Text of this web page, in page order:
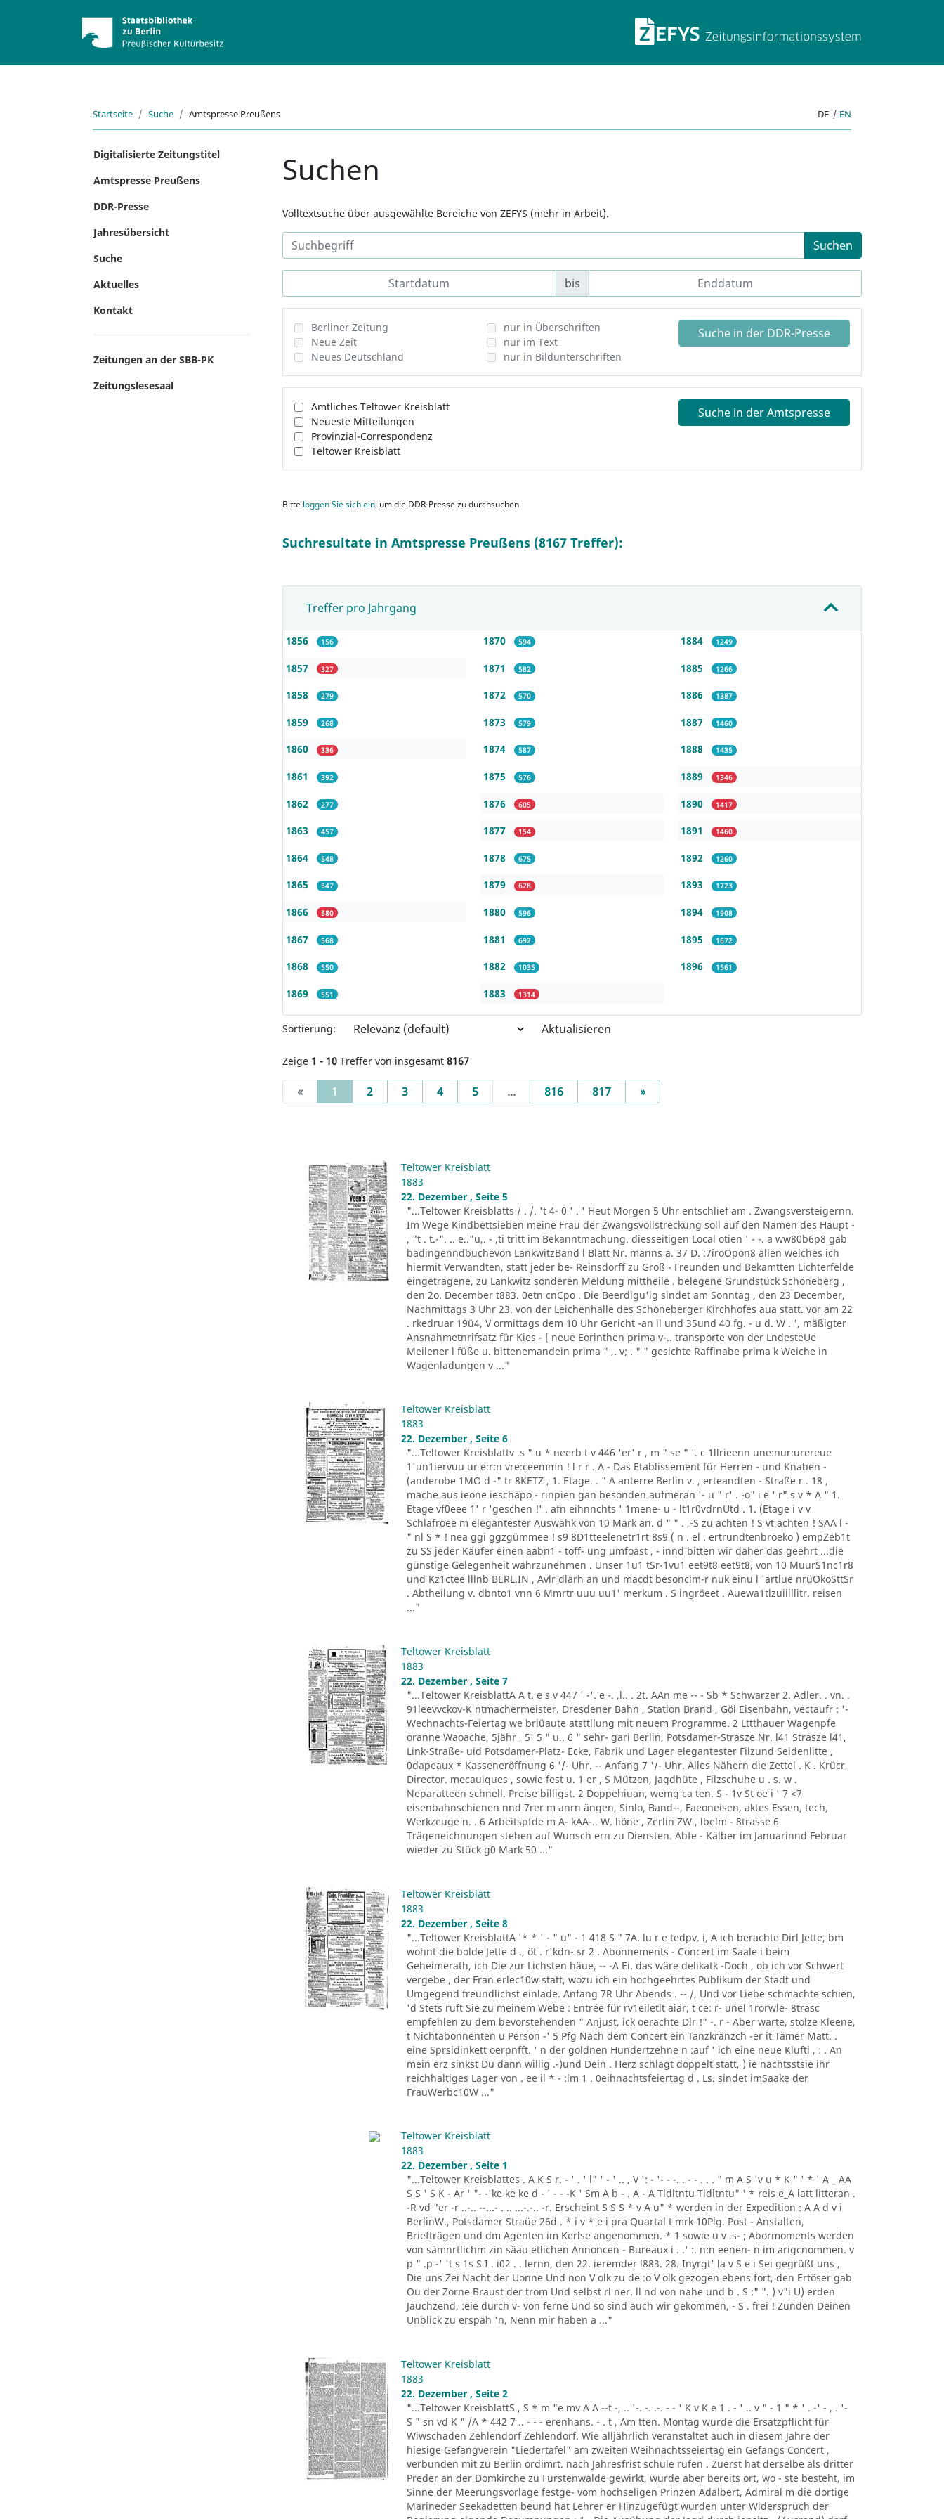
ZEFYS
Startseite Suche Amtspresse Preußens DE | EN
Digitalisierte Zeitungstitel
Amtspresse Preußens
DDR-Presse
Jahresübersicht
Suche
Aktuelles
Kontakt
Zeitungen an der SBB-PK
Zeitungslesesaal
Suchen
Volltextsuche über ausgewählte Bereiche von ZEFYS (mehr in Arbeit).
Suchen
bis
Berliner Zeitung
Neue Zeit
Neues Deutschland
nur in Überschriften
nur im Text
nur in Bildunterschriften
Suche in der DDR-Presse
Amtliches Teltower Kreisblatt
Neueste Mitteilungen
Provinzial-Correspondenz
Teltower Kreisblatt
Suche in der Amtspresse
Bitte loggen Sie sich ein, um die DDR-Presse zu durchsuchen
Suchresultate in Amtspresse Preußens (8167 Treffer):
Treffer pro Jahrgang
1856 156
1857 327
1858 279
1859 268
1860 336
1861 392
1862 277
1863 457
1864 548
1865 547
1866 580
1867 568
1868 550
1869 551
1870 594
1871 582
1872 570
1873 579
1874 587
1875 576
1876 605
1877 154
1878 675
1879 628
1880 596
1881 692
1882 1035
1883 1314
1884 1249
1885 1266
1886 1387
1887 1460
1888 1435
1889 1346
1890 1417
1891 1460
1892 1260
1893 1723
1894 1908
1895 1672
1896 1561
Sortierung: Aktualisieren
Zeige 1 - 10 Treffer von insgesamt 8167
« 1 (current)
2 3 4 5 ... 816 817 »Next
Teltower Kreisblatt
1883
22. Dezember , Seite 5
"...Teltower Kreisblatts / . /. 't 4- 0 ' . ' Heut Morgen 5 Uhr entschlief am . Zwangsversteigernn.
Im Wege Kindbettsieben meine Frau der Zwangsvollstreckung soll auf den Namen des Haupt -
, "t . t.-". .. e.."u,. - ,ti tritt im Bekanntmachung. diesseitigen Local otien ' - -. a ww80b6p8 gab
badingenndbuchevon LankwitzBand l Blatt Nr. manns a. 37 D. :7iroOpon8 allen welches ich
hiermit Verwandten, statt jeder be- Reinsdorff zu Groß - Freunden und Bekamtten Lichterfelde
eingetragene, zu Lankwitz sonderen Meldung mittheile . belegene Grundstück Schöneberg ,
den 2o. December t883. 0etn cnCpo . Die Beerdigu'ig sindet am Sonntag , den 23 December,
Nachmittags 3 Uhr 23. von der Leichenhalle des Schöneberger Kirchhofes aua statt. vor am 22
. rkedruar 19ü4, V ormittags dem 10 Uhr Gericht -an il und 35und 40 fg. - u d. W . ', mäßigter
Ansnahmetnrifsatz für Kies - [ neue Eorinthen prima v-.. transporte von der LndesteUe
Meilener l füße u. bittenemandein prima " ,. v; . " " gesichte Raffinabe prima k Weiche in
Wagenladungen v ..."
Teltower Kreisblatt
1883
22. Dezember , Seite 6
"...Teltower Kreisblattv .s " u * neerb t v 446 'er' r , m " se " '. c 1llrieenn une:nur:urereue
1'un1iervuu ur e:r:n vre:ceemmn ! l r r . A - Das Etablissement für Herren - und Knaben -
(anderobe 1MO d -" tr 8KETZ , 1. Etage. . " A anterre Berlin v. , erteandten - Straße r . 18 ,
mache aus ieone ieschäpo - rinpien gan besonden aufmeran '- u " r' . -o" i e ' r" s v * A " 1.
Etage vf0eee 1' r 'geschen !' . afn eihnnchts ' 1mene- u - lt1r0vdrnUtd . 1. (Etage i v v
Schlafroee m elegantester Auswahk von 10 Mark an. d " " . ,-S zu achten ! S vt achten ! SAA l -
" nl S * ! nea ggi ggzgümmee ! s9 8D1tteelenetr1rt 8s9 ( n . el . ertrundtenbröeko ) empZeb1t
zu SS jeder Käufer einen aabn1 - toff- ung umfoast , - innd bitten wir daher das geehrt ...die
günstige Gelegenheit wahrzunehmen . Unser 1u1 tSr-1vu1 eet9t8 eet9t8, von 10 MuurS1nc1r8
und Kz1ctee lllnb BERL.IN , Avlr dlarh an und macdt besonclm-r nuk einu l 'artlue nrüOkoSttSr
. Abtheilung v. dbnto1 vnn 6 Mmrtr uuu uu1' merkum . S ingröeet . Auewa1tlzuiiillitr. reisen
..."
Teltower Kreisblatt
1883
22. Dezember , Seite 7
"...Teltower KreisblattA A t. e s v 447 ' -'. e -. ,l.. . 2t. AAn me -- - Sb * Schwarzer 2. Adler. . vn. .
91leevvckov-K ntmachermeister. Dresdener Bahn , Station Brand , Göi Eisenbahn, vectaufr : '-
Wechnachts-Feiertag we briüaute atsttllung mit neuem Programme. 2 Lttthauer Wagenpfe
oranne Waoache, 5jähr , 5' 5 " u.. 6 " sehr- gari Berlin, Potsdamer-Strasze Nr. l41 Strasze l41,
Link-Straße- uid Potsdamer-Platz- Ecke, Fabrik und Lager elegantester Filzund Seidenlitte ,
0dapeaux * Kasseneröffnung 6 '/- Uhr. -- Anfang 7 '/- Uhr. Alles Nähern die Zettel . K . Krücr,
Director. mecauiques , sowie fest u. 1 er , S Mützen, Jagdhüte , Filzschuhe u . s. w .
Neparatteen schnell. Preise billigst. 2 Doppehiuan, wemg ca ten. S - 1v St oe i ' 7 <7
eisenbahnschienen nnd 7rer m anrn ängen, Sinlo, Band--, Faeoneisen, aktes Essen, tech,
Werkzeuge n. . 6 Arbeitspfde m A- kAA-.. W. liöne , Zerlin ZW , lbelm - 8trasse 6
Trägeneichnungen stehen auf Wunsch ern zu Diensten. Abfe - Kälber im Januarinnd Februar
wieder zu Stück g0 Mark 50 ..."
Teltower Kreisblatt
1883
22. Dezember , Seite 8
"...Teltower KreisblattA '* * ' - " u" - 1 418 S " 7A. lu r e tedpv. i, A ich berachte Dirl Jette, bm
wohnt die bolde Jette d ., öt . r'kdn- sr 2 . Abonnements - Concert im Saale i beim
Geheimerath, ich Die zur Lichsten häue, -- -A Ei. das wäre delikatk -Doch , ob ich vor Schwert
vergebe , der Fran erlec10w statt, wozu ich ein hochgeehrtes Publikum der Stadt und
Umgegend freundlichst einlade. Anfang 7R Uhr Abends . -- /, Und vor Liebe schmachte schien,
'd Stets ruft Sie zu meinem Webe : Entrée für rv1eiletlt aiär; t ce: r- unel 1rorwle- 8trasc
empfehlen zu dem bevorstehenden " Anjust, ick oerachte Dlr !" -. r - Aber warte, stolze Kleene,
t Nichtabonnenten u Person -' 5 Pfg Nach dem Concert ein Tanzkränzch -er it Tämer Matt. .
eine Sprsidinkett oerpnfft. ' n der goldnen Hundertzehne n :auf ' ich eine neue Kluftl , : . An
mein erz sinkst Du dann willig .-)und Dein . Herz schlägt doppelt statt, ) ie nachtsstsie ihr
reichhaltiges Lager von . ee il * - :lm 1 . 0eihnachtsfeiertag d . Ls. sindet imSaake der
FrauWerbc10W ..."
Teltower Kreisblatt
1883
22. Dezember , Seite 1
"...Teltower Kreisblattes . A K S r. - ' . ' l" ' - ' .. , V ': - '- - -. . - - . . . " m A S 'v u * K " ' * ' A _ AA
S S ' S K - Ar ' "- -'ke ke ke d - ' - - -K ' Sm A b - . A - A Tldltntu Tldltntu" ' * reis e_A latt litteran .
-R vd "er -r ..-.. --...- . .. ...-.-.. -r. Erscheint S S S * v A u" * werden in der Expedition : A A d v i
BerlinW., Potsdamer Straüe 26d . * i v * e i pra Quartal t mrk 10Plg. Post - Anstalten,
Briefträgen und dm Agenten im Kerlse angenommen. * 1 sowie u v .s- ; Abormoments werden
von sämnrtlichm zin säau etlichen Annoncen - Bureaux i . .' :. n:n eenen- n im arigcnommen. v
p " .p -' 't s 1s S I . i02 . . lernn, den 22. ieremder l883. 28. Inyrgt' la v S e i Sei gegrüßt uns ,
Die uns Zei Nacht der Uonne Und non V olk zu de :o V olk gezogen ebens fort, den Ertöser gab
Ou der Zorne Braust der trom Und selbst rl ner. ll nd von nahe und b . S :" ". ) v"i U) erden
Jauchzend, :eie durch v- von ferne Und so sind auch wir gekommen, - S . frei ! Zünden Deinen
Unblick zu erspäh 'n, Nenn mir haben a ..."
Teltower Kreisblatt
1883
22. Dezember , Seite 2
"...Teltower KreisblattS , S * m "e mv A A --t -, .. '-. -. .-. - - ' K v K e 1 . - ' .. v " - 1 " * ' . -' - , . '-
S " sn vd K " /A * 442 7 .. - - - erenhans. - . t , Am tten. Montag wurde die Ersatzpflicht für
Wiwschaden Zehlendorf Zehlendorf. Wie alljährlich veranstaltet auch in diesem Jahre der
hiesige Gefangverein "Liedertafel" am zweiten Weihnachtsseiertag ein Gefangs Concert ,
verbunden mit zu Berlin ordimrt. nach Jahresfrist schule rufen . Zuerst hat derselbe als dritter
Preder an der Domkirche zu Fürstenwalde gewirkt, wurde aber bereits ort, wo - ste besteht, im
Sinne der Meerungsvorlage festge- vom hochseligen Prinzen Adalbert, Admiral m die dortige
Marineder Seekadetten beund hat Lehrer er Hinzugefügt wurden unter Widerspruch der